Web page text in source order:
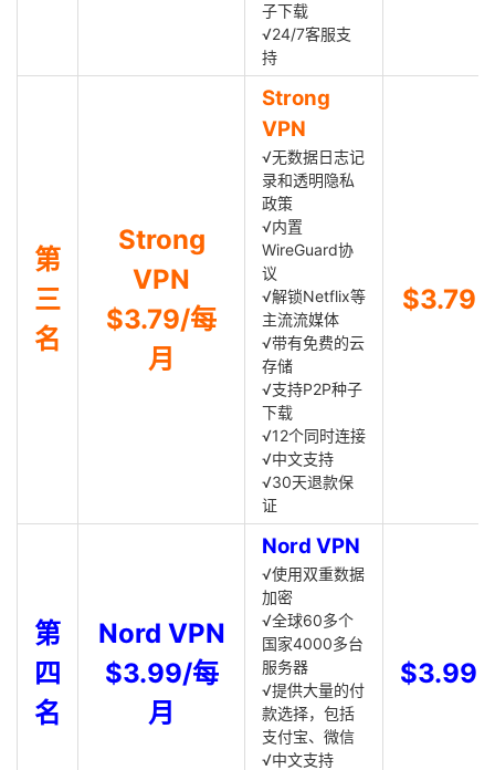
子下载
√24/7客服支
持
第
三
名
Strong
VPN
$3.79/每
月
Strong
VPN
√无数据日志记
录和透明隐私
政策
√内置
WireGuard协
议
√解锁Netflix等
主流流媒体
√带有免费的云
存储
√支持P2P种子
下载
√12个同时连接
√中文支持
√30天退款保
证
$3.79
第
四
名
Nord VPN
$3.99/每
月
Nord VPN
√使用双重数据
加密
√全球60多个
国家4000多台
服务器
√提供大量的付
款选择，包括
支付宝、微信
√中文支持
$3.99